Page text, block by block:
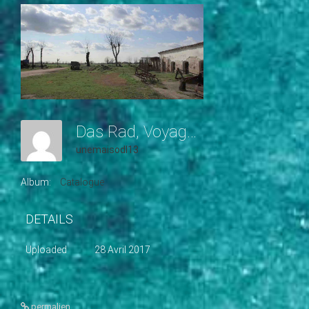
c
i
p
a
Das Rad, Voyage D'un Vélo
unemaisodl13
Album: Catalogue
DETAILS
Uploaded 28 Avril 2017
permalien